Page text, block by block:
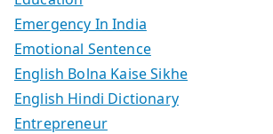
Emergency In India
Emotional Sentence
English Bolna Kaise Sikhe
English Hindi Dictionary
Entrepreneur